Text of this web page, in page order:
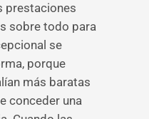
prestaciones
sobre todo para
se
porque
más baratas
conceder una